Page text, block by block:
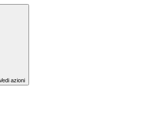
azioni